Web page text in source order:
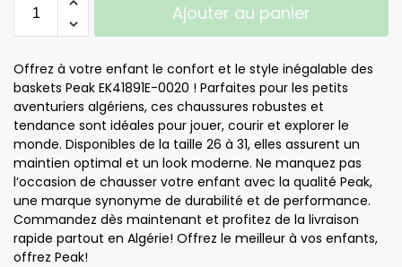
Ajouter au panier
Offrez à votre enfant le confort et le style inégalable des
baskets Peak EK41891E-0020 ! Parfaites pour les petits
aventuriers algériens, ces chaussures robustes et
tendance sont idéales pour jouer, courir et explorer le
monde. Disponibles de la taille 26 à 31, elles assurent un
maintien optimal et un look moderne. Ne manquez pas
l’occasion de chausser votre enfant avec la qualité Peak,
une marque synonyme de durabilité et de performance.
Commandez dès maintenant et profitez de la livraison
rapide partout en Algérie! Offrez le meilleur à vos enfants,
offrez Peak!